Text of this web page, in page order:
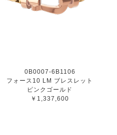
0B0007-6B1106
フォース10 LM ブレスレット
ピンクゴールド
￥1,337,600